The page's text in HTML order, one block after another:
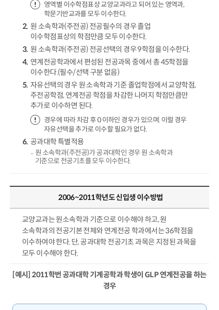
영역별 이수학점표상 교양교과라고 되어 있는 영역과,
학문기반교과를 모두 이수한다.
원 소속학과(주전공) 전공필수의 경우 졸업
이수학점표상의 학점만큼 모두 이수한다.
원 소속학과(주전공) 전공선택의 경우 9학점을 이수한다.
연계전공학과에서 편성된 전공과목 중에서 총 45학점을
이수한다.(필수/선택 구분 없음)
자유선택의 경우 원 소속학과 기준 졸업학점에서 교양학점,
주전공학점, 연계전공 학점을 차감한 나머지 학점만큼만
추가로 이수하면 된다.
경우에 따라 차감 후 0 이하인 경우가 있으며. 이럴 경우
자유선택을 추가로 이수할 필요가 없다.
공과대학 특별적용
원 소속학과(주전공)가 공과대학인 경우 원 소속학과
기준으로 전공기초를 모두 이수한다.
2006~2011학년도 신입생 이수방법
교양교과는 원소속학과 기준으로 이수해야 하고, 원
소속학과의 전공기본 전체와 연계전공 학과에서는 36학점을
이수하여야 한다. 단, 공과대학 전공기초 과목은 지정된 과목을
모두 이수해야 한다.
[예시] 2011학번 공과대학 기계공학과 학생이 GLP 연계전공을 하는
경우